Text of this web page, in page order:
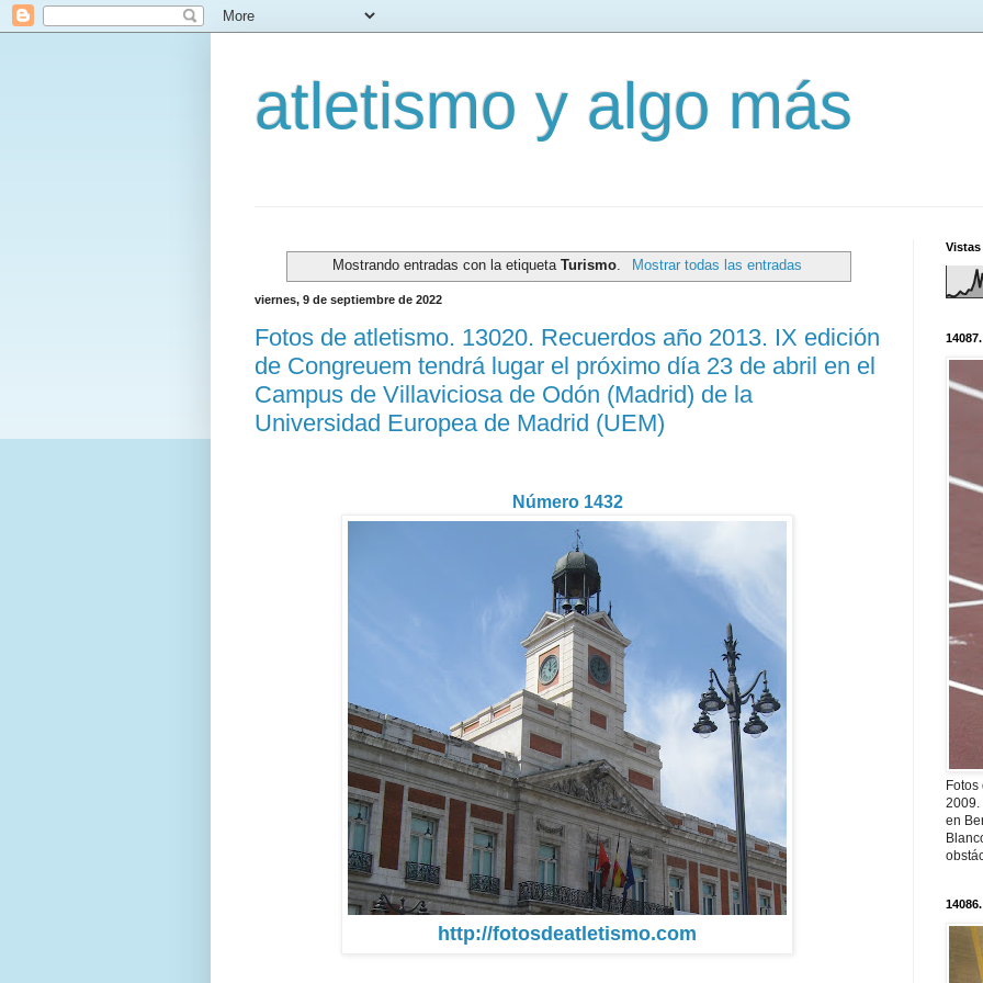
atletismo y algo más
Mostrando entradas con la etiquetaTurismo Mostrar todas las entradas
viernes, 9 de septiembre de 2022
Fotos de atletismo. 13020. Recuerdos año 2013. IX edición
de Congreuem tendrá lugar el próximo día 23 de abril en el
Campus de Villaviciosa de Odón (Madrid) de la
Universidad Europea de Madrid (UEM)
Número 1432
http://fotosdeatletismo.com
2009.
en